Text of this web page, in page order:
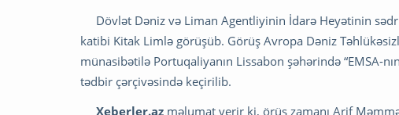
Dövlət Dəniz və Liman Agentliyinin İdarə Heyətinin
katibi Kitak Limlə görüşüb. Görüş Avropa Dəniz
münasibətilə Portuqaliyanın Lissabon şəhərində “EMSA-
tədbir çərçivəsində keçirilib.
Xeberler.az məlumat verir ki, örüş zamanı Arif